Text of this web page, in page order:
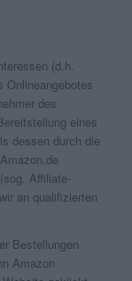
(d.h.
Onlineangebotes
des
eines
dessen durch die
Affiliate-
an qualifizierten
Bestellungen
Amazon